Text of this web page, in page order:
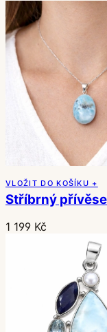
VLOŽIT DO KOŠÍKU +
Stříbrný
1 199 Kč